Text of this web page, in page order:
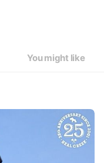
You might like